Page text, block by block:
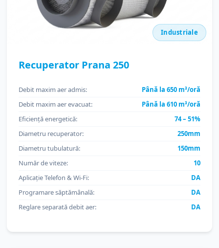
Industriale
Recuperator Prana 250
Debit maxim aer admis:
Până la 650 m³/oră
Debit maxim aer evacuat:
Până la 610 m³/oră
Eficiență energetică:
74 – 51%
Diametru recuperator:
250mm
Diametru tubulatură:
150mm
Număr de viteze:
10
Aplicație Telefon & Wi-Fi:
DA
Programare săptămânală:
DA
Reglare separată debit aer:
DA